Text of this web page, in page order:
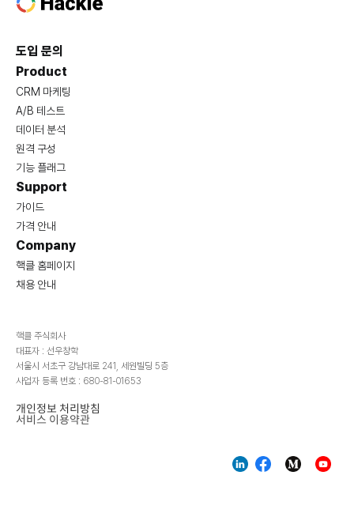
핵클 주식회사
대표자 : 선우창학
서울시 서초구 강남대로 241, 세원빌딩 5층
사업자 등록 번호 : 680-81-01653
개인정보 처리방침
서비스 이용약관
도입 문의
Product
CRM 마케팅
A/B 테스트
데이터 분석
원격 구성
기능 플래그
Support
가이드
가격 안내
Company
핵클 홈페이지
채용 안내